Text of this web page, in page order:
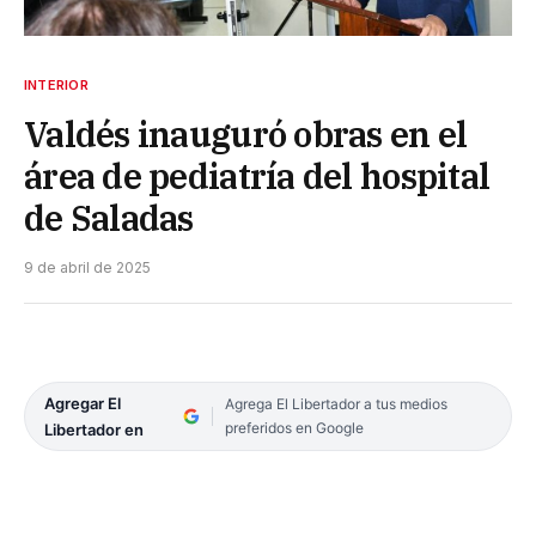
INTERIOR
Valdés inauguró obras en el
área de pediatría del hospital
de Saladas
9 de abril de 2025
Agregar El
Libertador en
Agrega El Libertador a tus medios
preferidos en Google